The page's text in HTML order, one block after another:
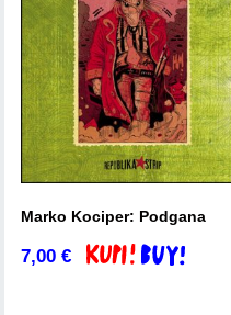
Marko Kociper: Podgana
7,00€ Dodaj v košarico